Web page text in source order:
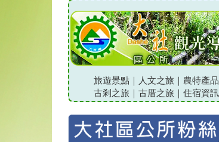
古剎之旅｜ 古厝之旅｜ 住宿資訊